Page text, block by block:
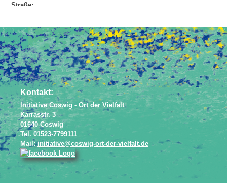
Straße:
Powered byJEM
Kontakt:
Initiative Coswig - Ort der Vielfalt
Karrasstr. 3
01640 Coswig
Tel. 01523-7799111
Mail:initiative@coswig-ort-der-vielfalt.de